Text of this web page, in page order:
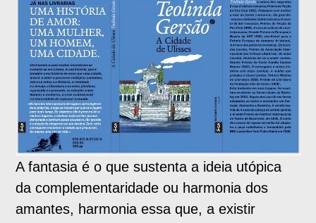
A fantasia é o que sustenta a ideia utópica
da complementaridade ou harmonia dos
amantes, harmonia essa que, a existir